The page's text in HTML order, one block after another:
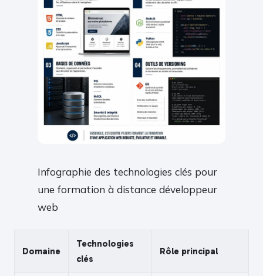
Infographie des technologies clés pour
une formation à distance développeur
web
Domaine
Technologies
clés
Rôle principal